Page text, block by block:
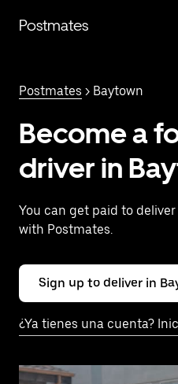
contenido
Postmates
Postmates > Baytown
Become a
driver in
You can get paid to
with Postmates.
Sign up to deliver in
¿Ya tienes una cuenta?